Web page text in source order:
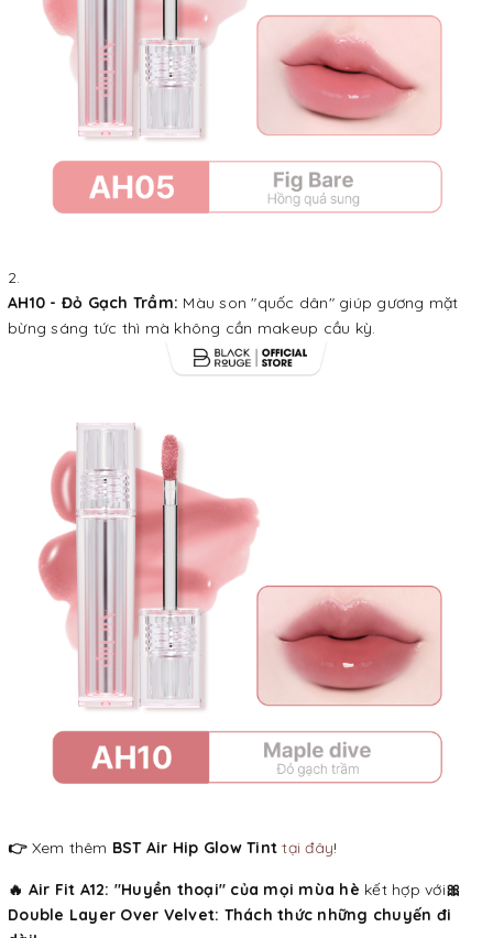
AH10 - Đỏ Gạch Trầm: Màu son "quốc dân" giúp gương mặt
bừng sáng tức thì mà không cần makeup cầu kỳ.
👉 Xem thêm BST Air Hip Glow Tint tại đây!
🔥 Air Fit A12: "Huyền thoại" của mọi mùa hè kết hợp với🎀
Double Layer Over Velvet: Thách thức những chuyến đi